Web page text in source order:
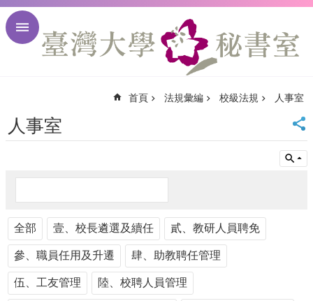
跳到主要內容區塊
首
頁
首
大
校
訊
English
網
首頁 法規彙編 校級法規 人事室
人事室
全部 壹、校長遴選及續任 貳、教研人員聘免
參、職員任用及升遷 肆、助教聘任管理
伍、工友管理 陸、校聘人員管理